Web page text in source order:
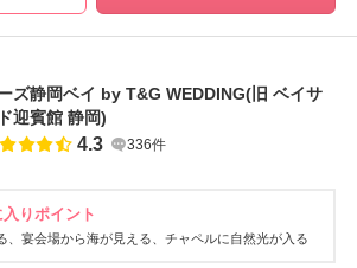
ズ静岡ベイ by T&G WEDDING(旧 ベイサ
迎賓館 静岡)
4.3 336件
りポイント
宴会場から海が見える チャペルに自然光が入る